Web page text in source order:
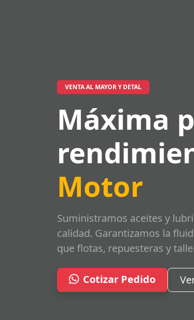
VENTA AL MAYOR Y DETAL
Máxima
Motor
Suministramos aceites y
calidad. Garantizamos la
que flotas, repuesteras y
Cotizar Pedido